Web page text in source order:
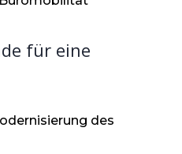
für eine
des